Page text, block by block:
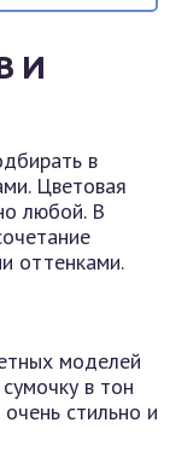
И
в
Цветовая
любой. В
оттенками.
моделей
в тон
стильно и